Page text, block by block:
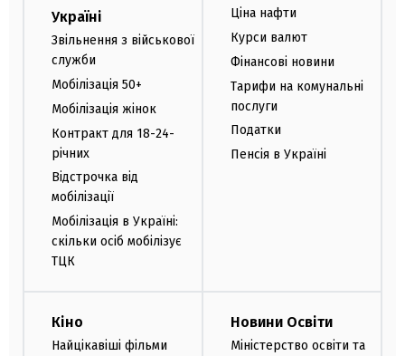
Україні
Звільнення з військової
служби
Мобілізація 50+
Мобілізація жінок
Контракт для 18-24-
річних
Відстрочка від
мобілізації
Мобілізація в Україні:
скільки осіб мобілізує
ТЦК
Ціна нафти
Курси валют
Фінансові новини
Тарифи на комунальні
послуги
Податки
Пенсія в Україні
Кіно
Найцікавіші фільми
Новини Освіти
Міністерство освіти та